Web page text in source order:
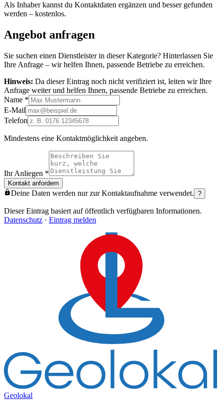
Als Inhaber kannst du Kontaktdaten ergänzen und besser gefunden
werden – kostenlos.
Angebot anfragen
Sie suchen einen Dienstleister in dieser Kategorie? Hinterlassen Sie
Ihre Anfrage – wir helfen Ihnen, passende Betriebe zu erreichen.
Hinweis: Da dieser Eintrag noch nicht verifiziert ist, leiten wir Ihre
Anfrage weiter und helfen Ihnen, passende Betriebe zu erreichen.
Name *
E-Mail
Telefon
Mindestens eine Kontaktmöglichkeit angeben.
Ihr Anliegen *
Kontakt anfordern
Deine Daten werden nur zur Kontaktaufnahme verwendet. ?
Dieser Eintrag basiert auf öffentlich verfügbaren Informationen.
Datenschutz · Eintrag melden
Geolokal